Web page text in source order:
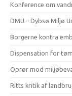
Konference om
DMU – Dybsø Miljø
Borgerne kontra
Dispensation for
Oprør mod
Ritts kritik af